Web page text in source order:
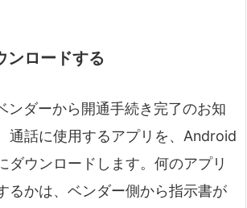
ンロードする
ンダーから開通手続き完了のお知
通話に使用するアプリを、Android
ダウンロードします。何のアプリ
るかは、ベンダー側から指示書が